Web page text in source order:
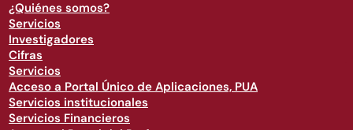
¿Quiénes somos?
Servicios
Investigadores
Cifras
Servicios
Acceso a Portal Único de Aplicaciones, PUA
Servicios institucionales
Servicios Financieros